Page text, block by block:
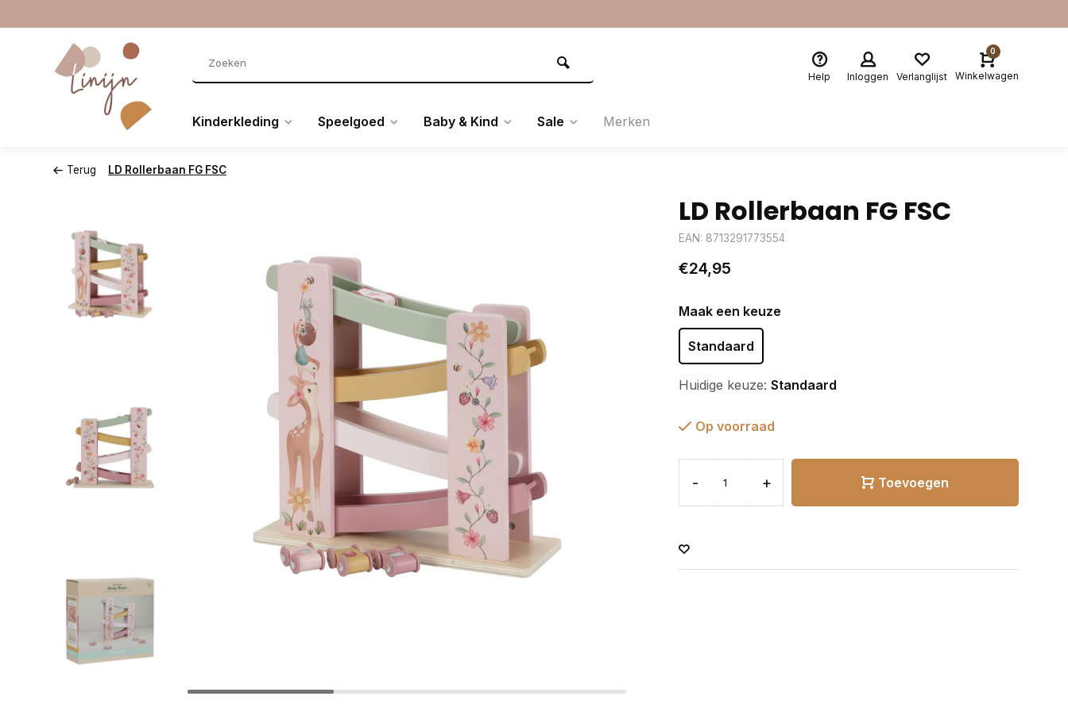
Help Inloggen Verlanglijst
0
Winkelwagen
Kinderkleding Speelgoed Baby & Kind Sale Merken
Terug LD Rollerbaan FG FSC
LD Rollerbaan FG FSC
EAN: 8713291773554
€24,95
Maak een keuze
Standaard
Huidige keuze: Standaard
Op voorraad
- + Toevoegen